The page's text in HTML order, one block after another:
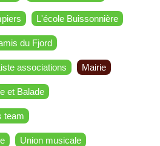
L'école Buissonnière
du Fjord
associations Mairie
et Balade
team
Union musicale